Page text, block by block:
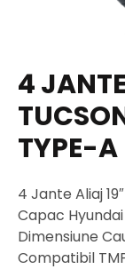
4
TYPE-A
4 Jante Aliaj
Capac
Dimensiune
Compatibil